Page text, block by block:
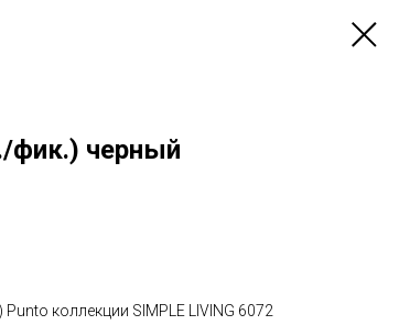
фик.) черный
коллекции SIMPLE LIVING 6072